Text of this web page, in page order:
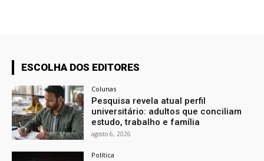
ESCOLHA DOS EDITORES
Colunas
Pesquisa revela atual perfil
universitário: adultos que conciliam
estudo, trabalho e família
agosto 6, 2026
Política